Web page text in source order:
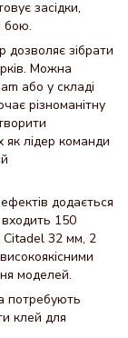
засідки,
бою.
дозволяє зібрати
Можна
або у складі
різноманітну
як лідер команди
додається
150
Citadel 32 мм, 2
моделей.
потребують
клей для